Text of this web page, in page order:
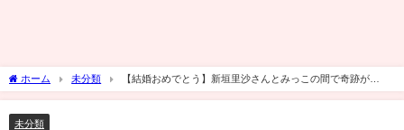
ホーム 未分類 【結婚おめでとう】新垣里沙さんとみっこの間で奇跡が…
未分類